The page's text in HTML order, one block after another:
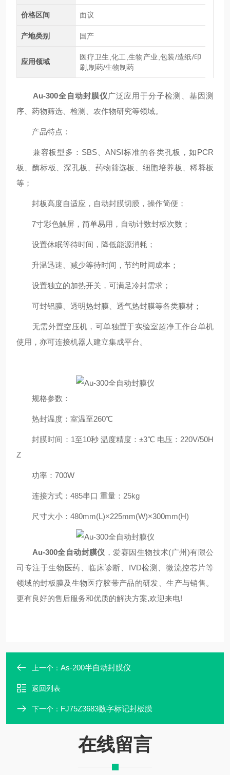
价格区间 面议
产地类别 国产
应用领域
医疗卫生,化工,生物产业,包装/造纸/印
刷,制药/生物制药
Au-300全自动封膜仪 广泛应用于分子检测、基因测
序、药物筛选、检测、农作物研究等领域。
产品特点：
兼容板型多：SBS、ANSI标准的各类孔板，如PCR
板、酶标板、深孔板、药物筛选板、细胞培养板、稀释板
等；
封板高度自适应，自动封膜切膜，操作简便；
7寸彩色触屏，简单易用，自动计数封板次数；
设置休眠等待时间，降低能源消耗；
升温迅速、减少等待时间，节约时间成本；
设置独立的加热开关，可满足冷封需求；
可封铝膜、透明热封膜、透气热封膜等各类膜材；
无需外置空压机，可单独置于实验室超净工作台单机
使用，亦可连接机器人建立集成平台。
规格参数：
热封温度：室温至260℃
封膜时间：1至10秒 温度精度：±3℃ 电压：220V/50H
Z
功率：700W
连接方式：485串口 重量：25kg
尺寸大小：480mm(L)×225mm(W)×300mm(H)
Au-300全自动封膜仪 ，爱赛因生物技术(广州)有限公
司专注于生物医药、临床诊断、IVD检测、微流控芯片等
领域的封板膜及生物医疗胶带产品的研发、生产与销售。
更有良好的售后服务和优质的解决方案,欢迎来电!
上一个： As-200半自动封膜仪
返回列表
下一个： FJ75Z3683数字标记封板膜
在线留言